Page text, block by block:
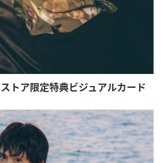
トア限定特典ビジュアルカード